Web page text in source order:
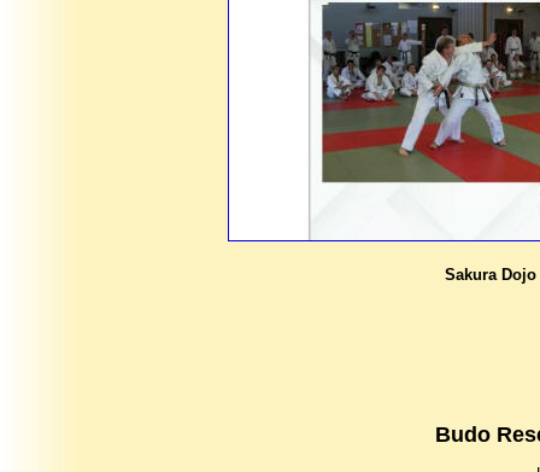
Sakura
Budo